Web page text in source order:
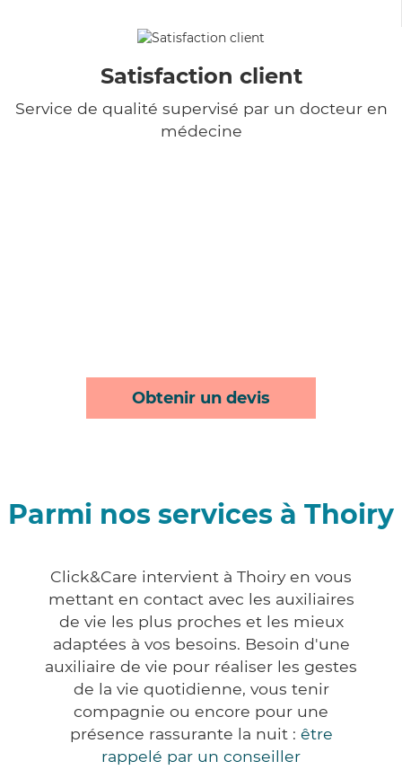
Satisfaction client
Service de qualité supervisé par un docteur en
médecine
Obtenir un devis
Parmi nos services à Thoiry
Click&Care intervient à Thoiry en vous
mettant en contact avec les auxiliaires
de vie les plus proches et les mieux
adaptées à vos besoins. Besoin d'une
auxiliaire de vie pour réaliser les gestes
de la vie quotidienne, vous tenir
compagnie ou encore pour une
présence rassurante la nuit : être
rappelé par un conseiller